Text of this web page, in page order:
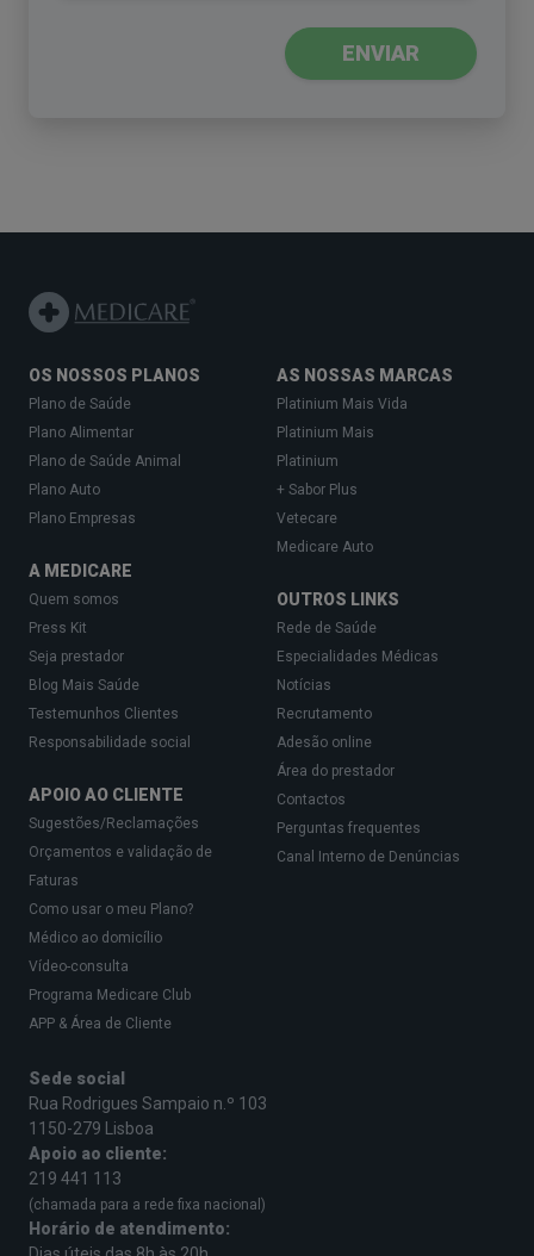
ENVIAR
OS NOSSOS PLANOS
Plano de Saúde
Plano Alimentar
Plano de Saúde Animal
Plano Auto
Plano Empresas
A MEDICARE
Quem somos
Press Kit
Seja prestador
Blog Mais Saúde
Testemunhos Clientes
Responsabilidade social
APOIO AO CLIENTE
Sugestões/Reclamações
Orçamentos e validação de
Faturas
Como usar o meu Plano?
Médico ao domicílio
Vídeo-consulta
Programa Medicare Club
APP & Área de Cliente
AS NOSSAS MARCAS
Platinium Mais Vida
Platinium Mais
Platinium
+ Sabor Plus
Vetecare
Medicare Auto
OUTROS LINKS
Rede de Saúde
Especialidades Médicas
Notícias
Recrutamento
Adesão online
Área do prestador
Contactos
Perguntas frequentes
Canal Interno de Denúncias
Sede social
Rua Rodrigues Sampaio n.º 103
1150-279 Lisboa
Apoio ao cliente:
219 441 113
(chamada para a rede fixa nacional)
Horário de atendimento: